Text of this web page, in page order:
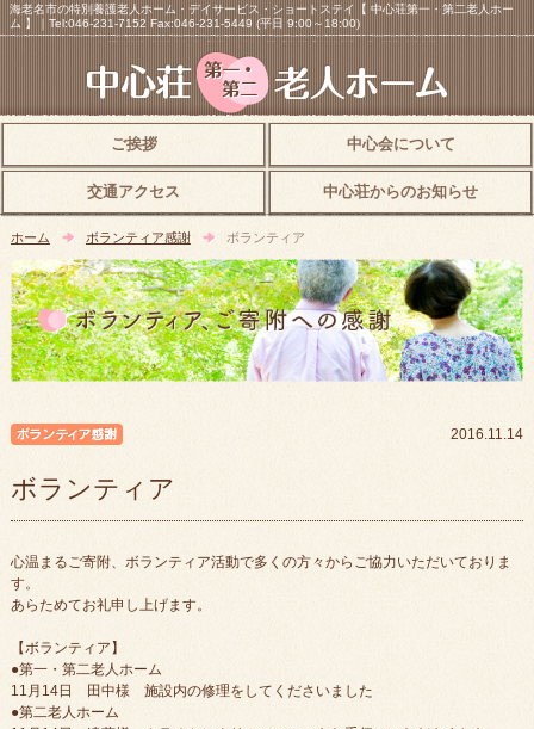
海老名市の特別養護老人ホーム・デイサービス・ショートステイ【 中心荘第一・第二老人ホー
ム 】｜Tel:046-231-7152 Fax:046-231-5449 (平日 9:00～18:00)
ご挨拶 中心会について
交通アクセス 中心荘からのお知らせ
ホーム ボランティア感謝 ボランティア
2016.11.14
ボランティア
心温まるご寄附、ボランティア活動で多くの方々からご協力いただいておりま
す。
あらためてお礼申し上げます。
【ボランティア】
●第一・第二老人ホーム
11月14日 田中様 施設内の修理をしてくださいました
●第二老人ホーム